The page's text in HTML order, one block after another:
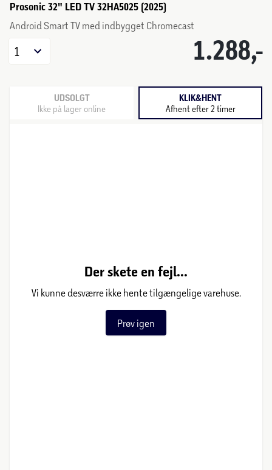
Prosonic 32" LED TV 32HA5025 (2025)
Android Smart TV med indbygget Chromecast
1.288,-
1
UDSOLGT
Ikke på lager online
KLIK&HENT
Afhent efter 2 timer
Der skete en fejl...
Vi kunne desværre ikke hente tilgængelige varehuse.
Prøv igen